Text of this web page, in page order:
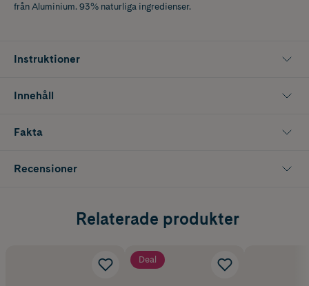
från Aluminium. 93% naturliga ingredienser.
Instruktioner
Innehåll
Fakta
Recensioner
Relaterade produkter
Deal